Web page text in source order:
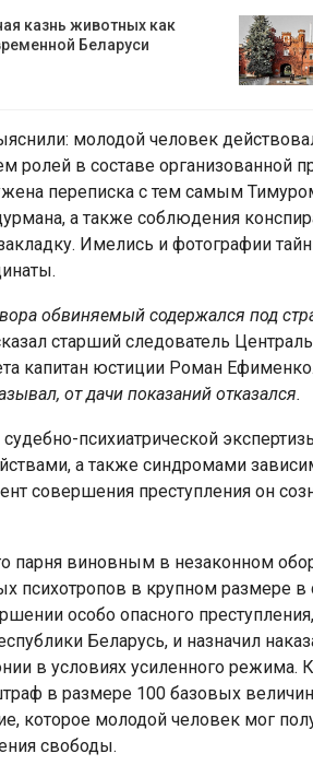
казнь животных как
Беларуси
молодой человек
ролей в составе организованной
переписка с тем самым
а также соблюдения
Имелись и фотографии
обвиняемый содержался под
старший следователь
капитан юстиции Роман
от дачи показаний отказался.
психиатрической
а также синдромами
совершения преступления он
парня виновным в незаконном
психотропов в крупном размере в
особо опасного
Беларусь, и назначил
в условиях усиленного режима.
в размере 100 базовых
которое молодой человек мог
свободы.